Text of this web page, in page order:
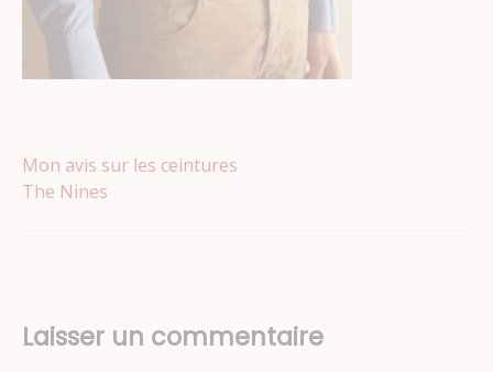
Navigation
Mon avis sur les ceintures
The Nines
Laisser un commentaire